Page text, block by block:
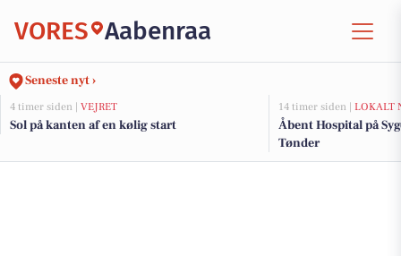
VORES Aabenraa
Seneste nyt ›
4 timer siden | VEJRET
Sol på kanten af en kølig start
14 timer siden | LOKALT
Åbent Hospital på
Tønder